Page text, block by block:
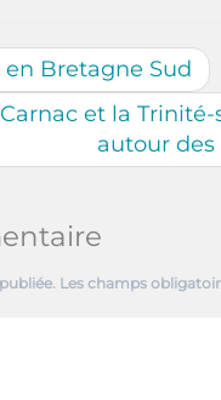
en Bretagne Sud
et la
autour
Les champs